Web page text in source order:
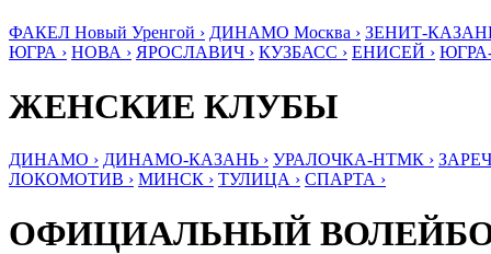
ФАКЕЛ Новый Уренгой › ДИНАМО Москва › ЗЕНИТ-
ЮГРА › НОВА › ЯРОСЛАВИЧ › КУЗБАСС › ЕНИСЕЙ ›
ЖЕНСКИЕ КЛУБЫ
ДИНАМО › ДИНАМО-КАЗАНЬ › УРАЛОЧКА-НТМК ›
ЛОКОМОТИВ › МИНСК › ТУЛИЦА › СПАРТА ›
ОФИЦИАЛЬНЫЙ